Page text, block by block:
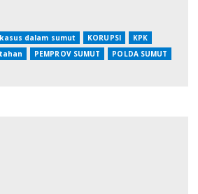
kasus dalam sumut KORUPSI
KPK
PEMPROV SUMUT
POLDA SUMUT